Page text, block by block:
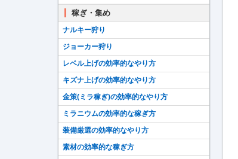
稼ぎ・集め
ナルキー狩り
ジョーカー狩り
レベル上げの効率的なやり方
キズナ上げの効率的なやり方
金策(ミラ稼ぎ)の効率的なやり方
ミラニウムの効率的な稼ぎ方
装備厳選の効率的なやり方
素材の効率的な稼ぎ方